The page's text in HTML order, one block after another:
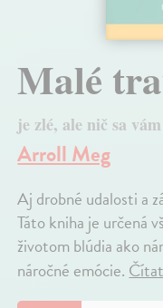
Malé
je zlé, ale nič sa
Arroll Meg
Aj drobné udalosti a
Táto kniha je určená
životom blúdia ako
náročné emócie.